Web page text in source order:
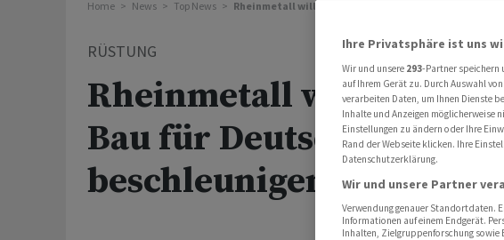
Home News Top News Rheinmetall will Fregatten-Bau für Deutsche Marine
RÜSTUNG
Rheinmetall will
Bau für Deutsche Marine
beschleunigen
Ihre Privatsphäre ist uns
Wir und unsere 293-Partner speichern
auf Ihrem Gerät zu. Durch Auswahl
verarbeiten Daten, um Ihnen Dienste
Inhalte und Anzeigen möglicherweise
Einstellungen zu ändern oder Ihre
Rand der Webseite klicken. Ihre
Datenschutzerklärung.
Wir und unsere Partner
Verwendung genauer Standortdaten.
Informationen auf einem Endgerät.
Inhalten, Zielgruppenforschung sowie